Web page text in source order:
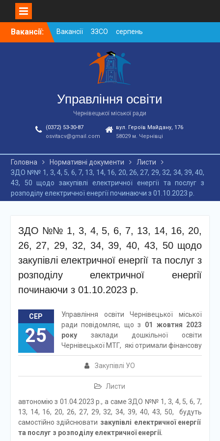
SkipВакансії:
2026
Вакансії ЗЗСО червень
Вакансії у ЗДО та
дошкільних підрозділах
ЗЗСО станом на
Управління освіти
Чернівецької міської ради
(0372) 53-30-87
osvitacv@gmail.com
вул. Героїв Майдану, 176
58029 м. Чернівці
Головна Нормативні документи
Листи
ЗДО №№ 1, 3, 4, 5, 6, 7, 13, 14, 16, 20, 26, 27, 29, 32, 34, 39, 40,
43, 50 щодо закупівлі електричної енергії та послуг з
розподілу електричної енергії починаючи з 01.10.2023 р.
ЗДО №№ 1, 3, 4, 5, 6, 7, 13, 14, 16, 20,
26, 27, 29, 32, 34, 39, 40, 43, 50 щодо
закупівлі електричної енергії та послуг з
розподілу електричної енергії
починаючи з 01.10.2023 р.
СЕР
25
Закупівлі УО
Листи
Управління освіти Чернівецької міської
ради повідомляє, що з 01 жовтня 2023
рокузаклади дошкільної освіти
Чернівецької МТГ, які отримали фінансову
автономію з 01.04.2023 р., а саме ЗДО №№ 1, 3, 4, 5, 6, 7,
13, 14, 16, 20, 26, 27, 29, 32, 34, 39, 40, 43, 50, будуть
самостійно здійснювати закупівлі електричної енергії
та послуг з розподілу електричної енергії.